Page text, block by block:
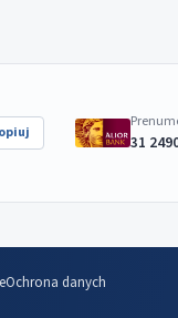
31
Ochrona danych